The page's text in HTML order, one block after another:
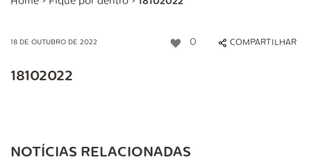
18 DE OUTUBRO DE 2022 0 COMPARTILHAR
18102022
NOTÍCIAS RELACIONADAS